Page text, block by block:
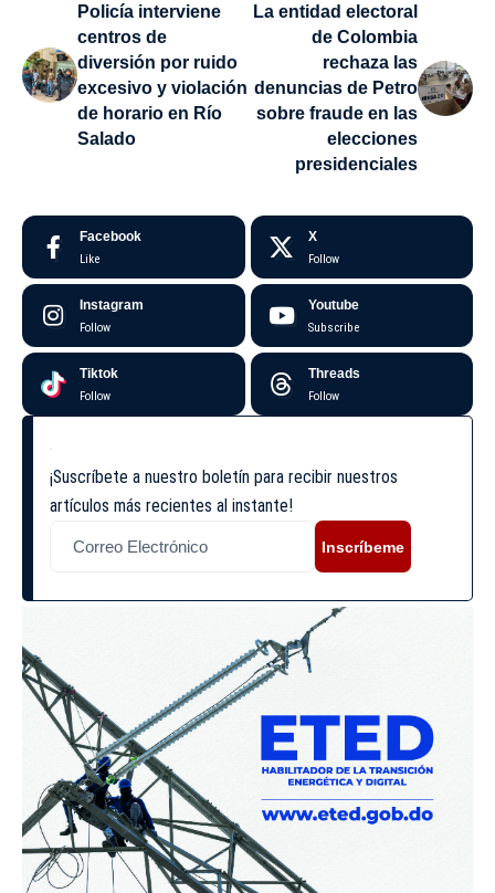
Policía interviene
centros de
diversión por ruido
excesivo y violación
de horario en Río
Salado
La entidad electoral
de Colombia
rechaza las
denuncias de Petro
sobre fraude en las
elecciones
presidenciales
Facebook
Like
X
Follow
Instagram
Follow
Youtube
Subscribe
Tiktok
Follow
Threads
Follow
¡Suscríbete a nuestro boletín para recibir nuestros
artículos más recientes al instante!
Inscríbeme